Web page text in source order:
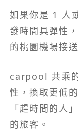
如果你是 1 人
發時間具彈性
的桃園機場接
carpool 共乘
性，換取更低
「趕時間的人
的旅客。